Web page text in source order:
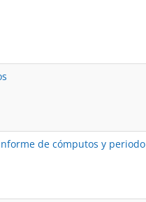
de cómputos y periodo